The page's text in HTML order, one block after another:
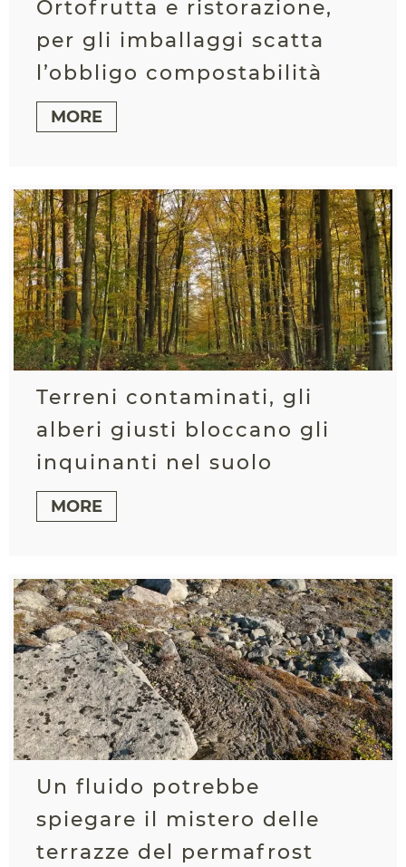
Ortofrutta e ristorazione,
per gli imballaggi scatta
l’obbligo compostabilità
MORE
Terreni contaminati, gli
alberi giusti bloccano gli
inquinanti nel suolo
MORE
Un fluido potrebbe
spiegare il mistero delle
terrazze del permafrost